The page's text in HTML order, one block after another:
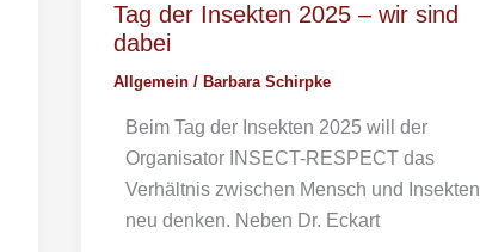
Tag der Insekten 2025 – wir sind
dabei
Allgemein/ Barbara Schirpke
Beim Tag der Insekten 2025 will der
Organisator INSECT-RESPECT das
Verhältnis zwischen Mensch und Insekten
neu denken. Neben Dr. Eckart